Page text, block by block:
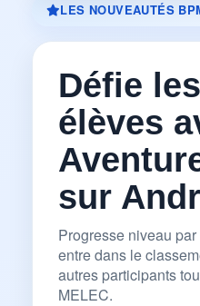
LES NOUVEAUTÉS
Défie
élèves
sur
Progresse niveau
entre dans le
autres participants
MELEC.